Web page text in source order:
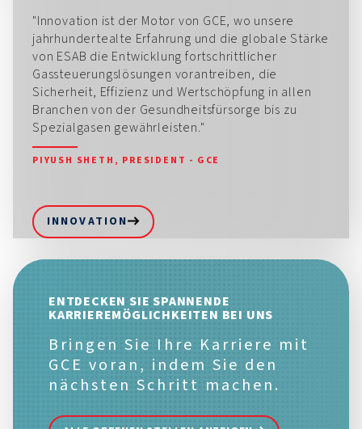
"Innovation ist der Motor von GCE, wo unsere
jahrhundertealte Erfahrung und die globale Stärke
von ESAB die Entwicklung fortschrittlicher
Gassteuerungslösungen vorantreiben, die
Sicherheit, Effizienz und Wertschöpfung in allen
Branchen von der Gesundheitsfürsorge bis zu
Spezialgasen gewährleisten."
PIYUSH SHETH, PRESIDENT - GCE
INNOVATION
ENTDECKEN SIE SPANNENDE
KARRIEREMÖGLICHKEITEN BEI UNS
Bringen Sie Ihre Karriere mit
GCE voran, indem Sie den
nächsten Schritt machen.